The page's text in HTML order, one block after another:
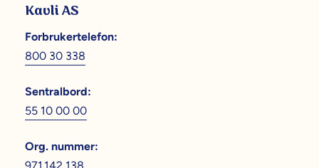
Kavli AS
Forbrukertelefon:
800 30 338
Sentralbord:
55 10 00 00
Org. nummer: